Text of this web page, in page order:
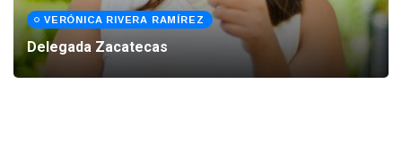
VERÓNICA RIVERA RAMÍREZ
Delegada Zacatecas